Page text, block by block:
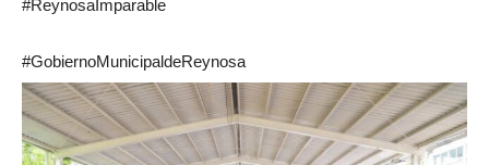
#ReynosaImparable
#GobiernoMunicipaldeReynosa